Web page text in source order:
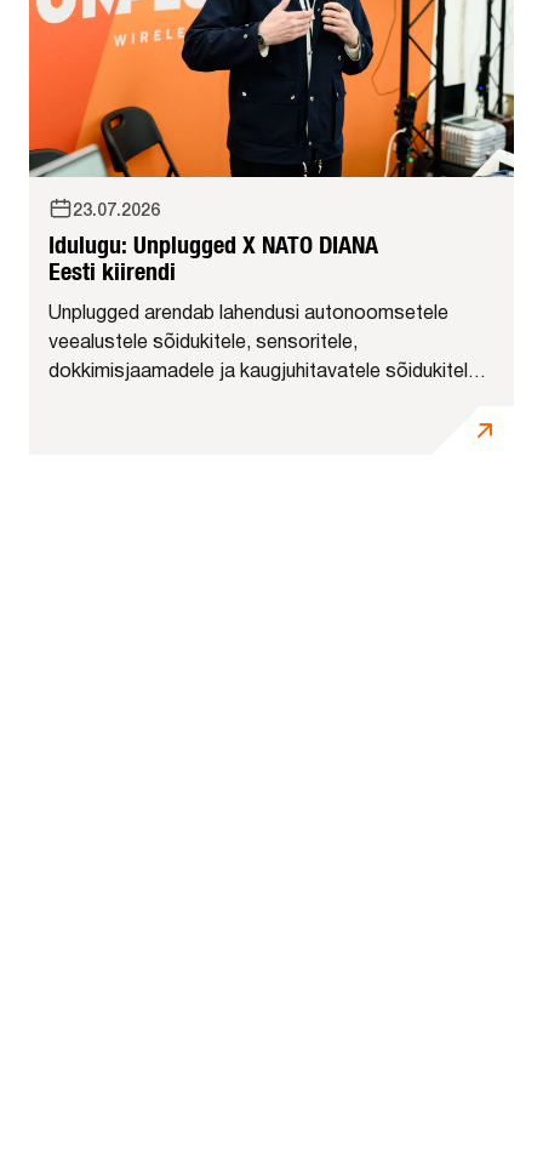
23.07.2026
Idulugu: Unplugged X NATO DIANA
Eesti kiirendi
Unplugged arendab lahendusi autonoomsetele
veealustele sõidukitele, sensoritele,
dokkimisjaamadele ja kaugjuhitavatele sõidukitele,